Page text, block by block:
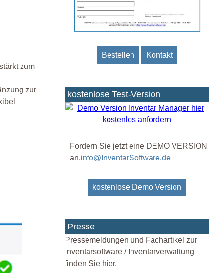
zum
zur
Bestellen Kontakt
kostenlose Test-Version
Fordern Sie jetzt eine DEMO VERSION
an.info@InventarSoftware.de
kostenlose Demo Version
Presse
Pressemeldungen und Fachartikel zur
Inventarsoftware / Inventarverwaltung
finden Sie hier.